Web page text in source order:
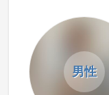
男性